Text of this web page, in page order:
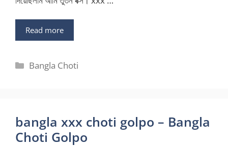
Read more
Categories
Bangla Choti
bangla xxx choti golpo – Bangla
Choti Golpo